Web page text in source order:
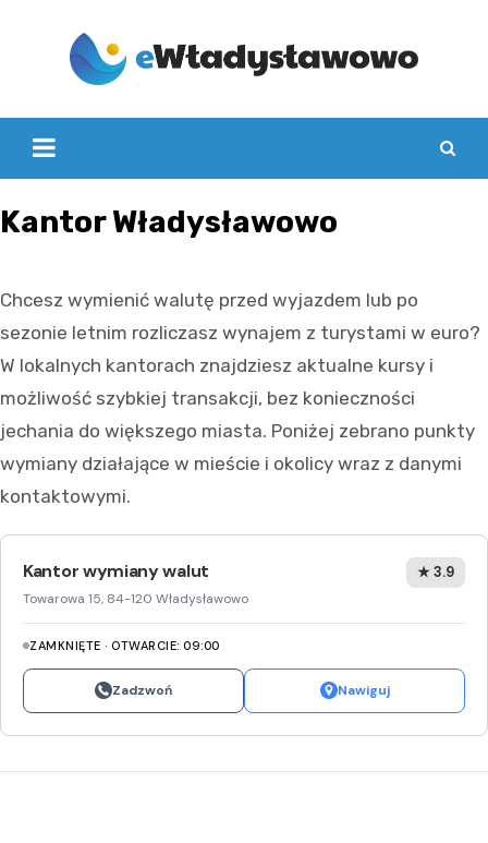
Kantor Władysławowo
Chcesz wymienić walutę przed wyjazdem lub po
sezonie letnim rozliczasz wynajem z turystami w euro?
W lokalnych kantorach znajdziesz aktualne kursy i
możliwość szybkiej transakcji, bez konieczności
jechania do większego miasta. Poniżej zebrano punkty
wymiany działające w mieście i okolicy wraz z danymi
kontaktowymi.
Kantor wymiany walut
Towarowa 15, 84-120 Władysławowo
★ 3.9
ZAMKNIĘTE · OTWARCIE: 09:00
Zadzwoń Nawiguj